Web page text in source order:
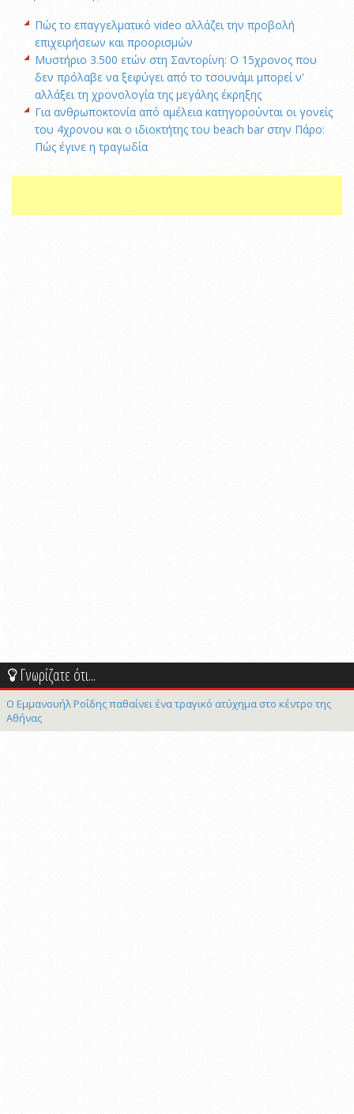
Πώς το επαγγελματικό video αλλάζει την προβολή
επιχειρήσεων και προορισμών
Μυστήριο 3.500 ετών στη Σαντορίνη: Ο 15χρονος που
δεν πρόλαβε να ξεφύγει από το τσουνάμι μπορεί ν'
αλλάξει τη χρονολογία της μεγάλης έκρηξης
Για ανθρωποκτονία από αμέλεια κατηγορούνται οι γονείς
του 4χρονου και ο ιδιοκτήτης του beach bar στην Πάρο:
Πώς έγινε η τραγωδία
Γνωρίζατε ότι...
Ο Εμμανουήλ Ροΐδης παθαίνει ένα τραγικό ατύχημα στο κέντρο της
Αθήνας